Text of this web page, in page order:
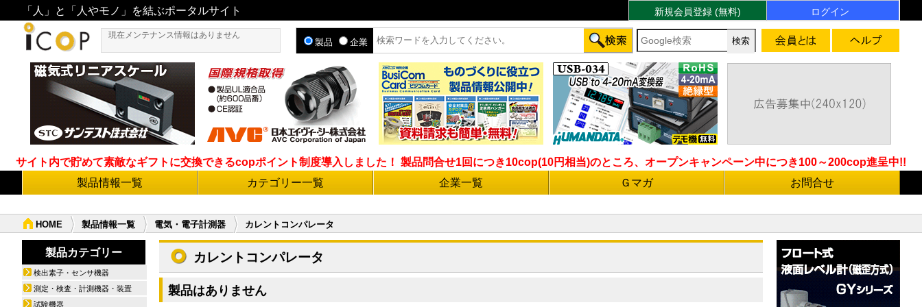
「人」と「人やモノ」を結ぶポータルサイト ログイン
新規会員登録 (無料)
現在メンテナンス情報はありません
製品 企業
サイト内で貯めて素敵なギフトに交換できるcopポイント制度導入しました！ 製品問合せ1回につき10cop(10円相当)のところ、オープンキャンペーン中につき100～200cop進呈中!!
製品情報一覧
カテゴリー一覧 企業一覧 Ｇマガ お問合せ
HOME 製品情報一覧 電気・電子計測器 カレントコンパレータ
カレントコンパレータ
製品はありません
製品カテゴリー
検出素子・センサ機器
測定・検査・計測機器・装置
試験機器